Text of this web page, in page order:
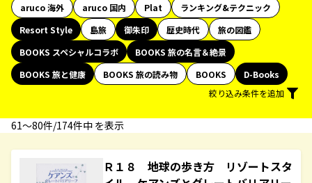
aruco 海外
aruco 国内 Plat
ランキング&テクニック
Resort Style
島旅 御朱印 歴史時代
旅の図鑑
BOOKS スペシャルコラボ
BOOKS 旅の名言＆絶景
BOOKS 旅と健康
BOOKS 旅の読み物 BOOKS
D-Books
絞り込み条件を追加
61〜80件/174件中 を表示
Ｒ１８ 地球の歩き方 リゾートスタ